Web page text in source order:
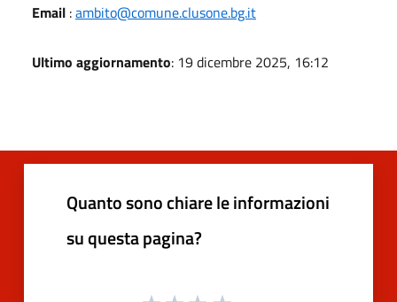
Email :ambito@comune.clusone.bg.it
Ultimo aggiornamento: 19 dicembre 2025, 16:12
Quanto sono chiare le informazioni
su questa pagina?